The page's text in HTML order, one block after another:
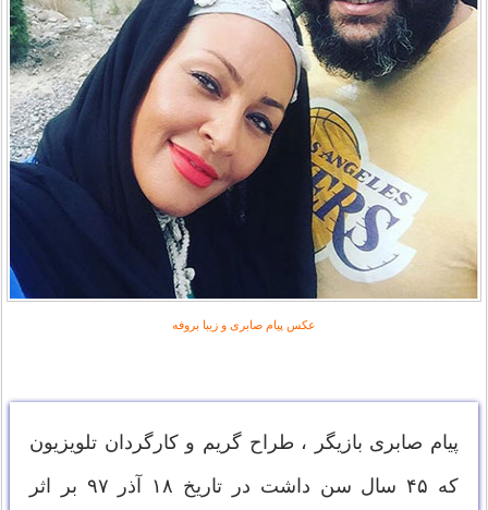
عکس پیام صابری و زیبا بروفه
پیام صابری بازیگر ، طراح گریم و کارگردان تلویزیون
که ۴۵ سال سن داشت در تاریخ ۱۸ آذر ۹۷ بر اثر